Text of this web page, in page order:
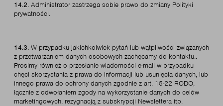
14.2. Administrator zastrzega sobie prawo do zmiany Polityki
prywatności.
14.3. W przypadku jakichkolwiek pytań lub wątpliwości związanych
z przetwarzaniem danych osobowych zachęcamy do kontaktu..
Prosimy również o przesłanie wiadomości e-mail w przypadku
chęci skorzystania z prawa do informacji lub usunięcia danych, lub
innego prawa do ochrony danych zgodnie z art. 15-22 RODO,
łącznie z odwołaniem zgody na wykorzystanie danych do celów
marketingowych, rezygnacją z subskrypcji Newslettera itp.